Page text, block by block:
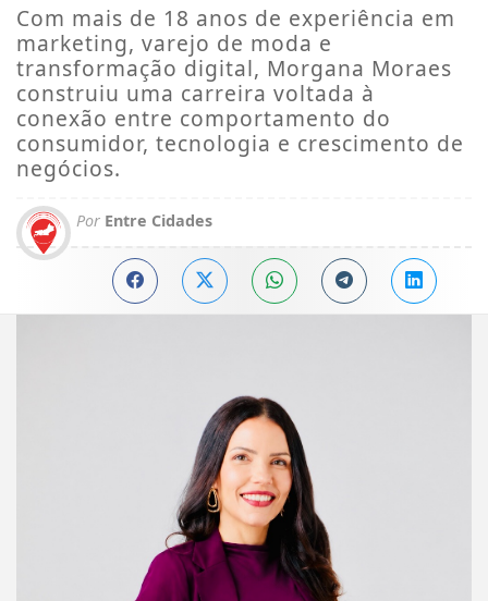
Com mais de 18 anos de experiência em
marketing, varejo de moda e
transformação digital, Morgana Moraes
construiu uma carreira voltada à
conexão entre comportamento do
consumidor, tecnologia e crescimento de
negócios.
Por Entre Cidades